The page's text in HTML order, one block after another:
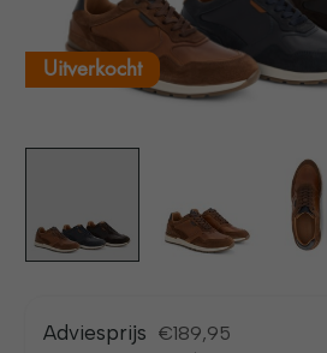
Uitverkocht
Adviesprijs €189,95